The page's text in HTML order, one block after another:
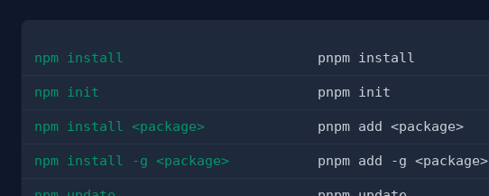
npm install pnpm install
npm init pnpm init
npm install <package> pnpm add <package>
npm install -g <package> pnpm add -g <package>